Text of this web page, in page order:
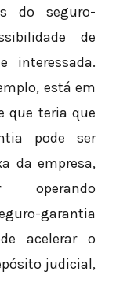
do seguro-
de
interessada.
está em
que teria que
pode ser
da empresa,
operando
garantia
acelerar o
judicial,